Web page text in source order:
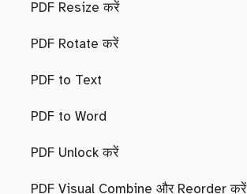
PDF Resize करें
PDF Rotate करें
PDF to Text
PDF to Word
PDF Unlock करें
PDF Visual Combine और Reorder करें